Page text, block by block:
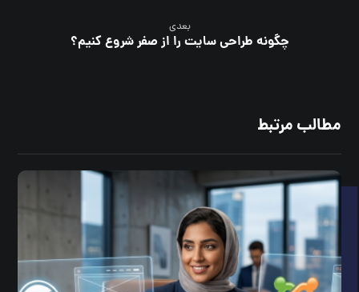
بعدی
چگونه طراحی سایت را از صفر شروع کنیم؟
مطالب مرتبط